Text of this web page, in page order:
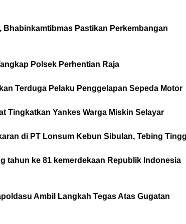
Bhabinkamtibmas Pastikan Perkembangan
Polsek Perhentian Raja
Terduga Pelaku Penggelapan Sepeda Motor
Tingkatkan Yankes Warga Miskin Selayar
di PT Lonsum Kebun Sibulan, Tebing
tahun ke 81 kemerdekaan Republik Indonesia
Ambil Langkah Tegas Atas Gugatan